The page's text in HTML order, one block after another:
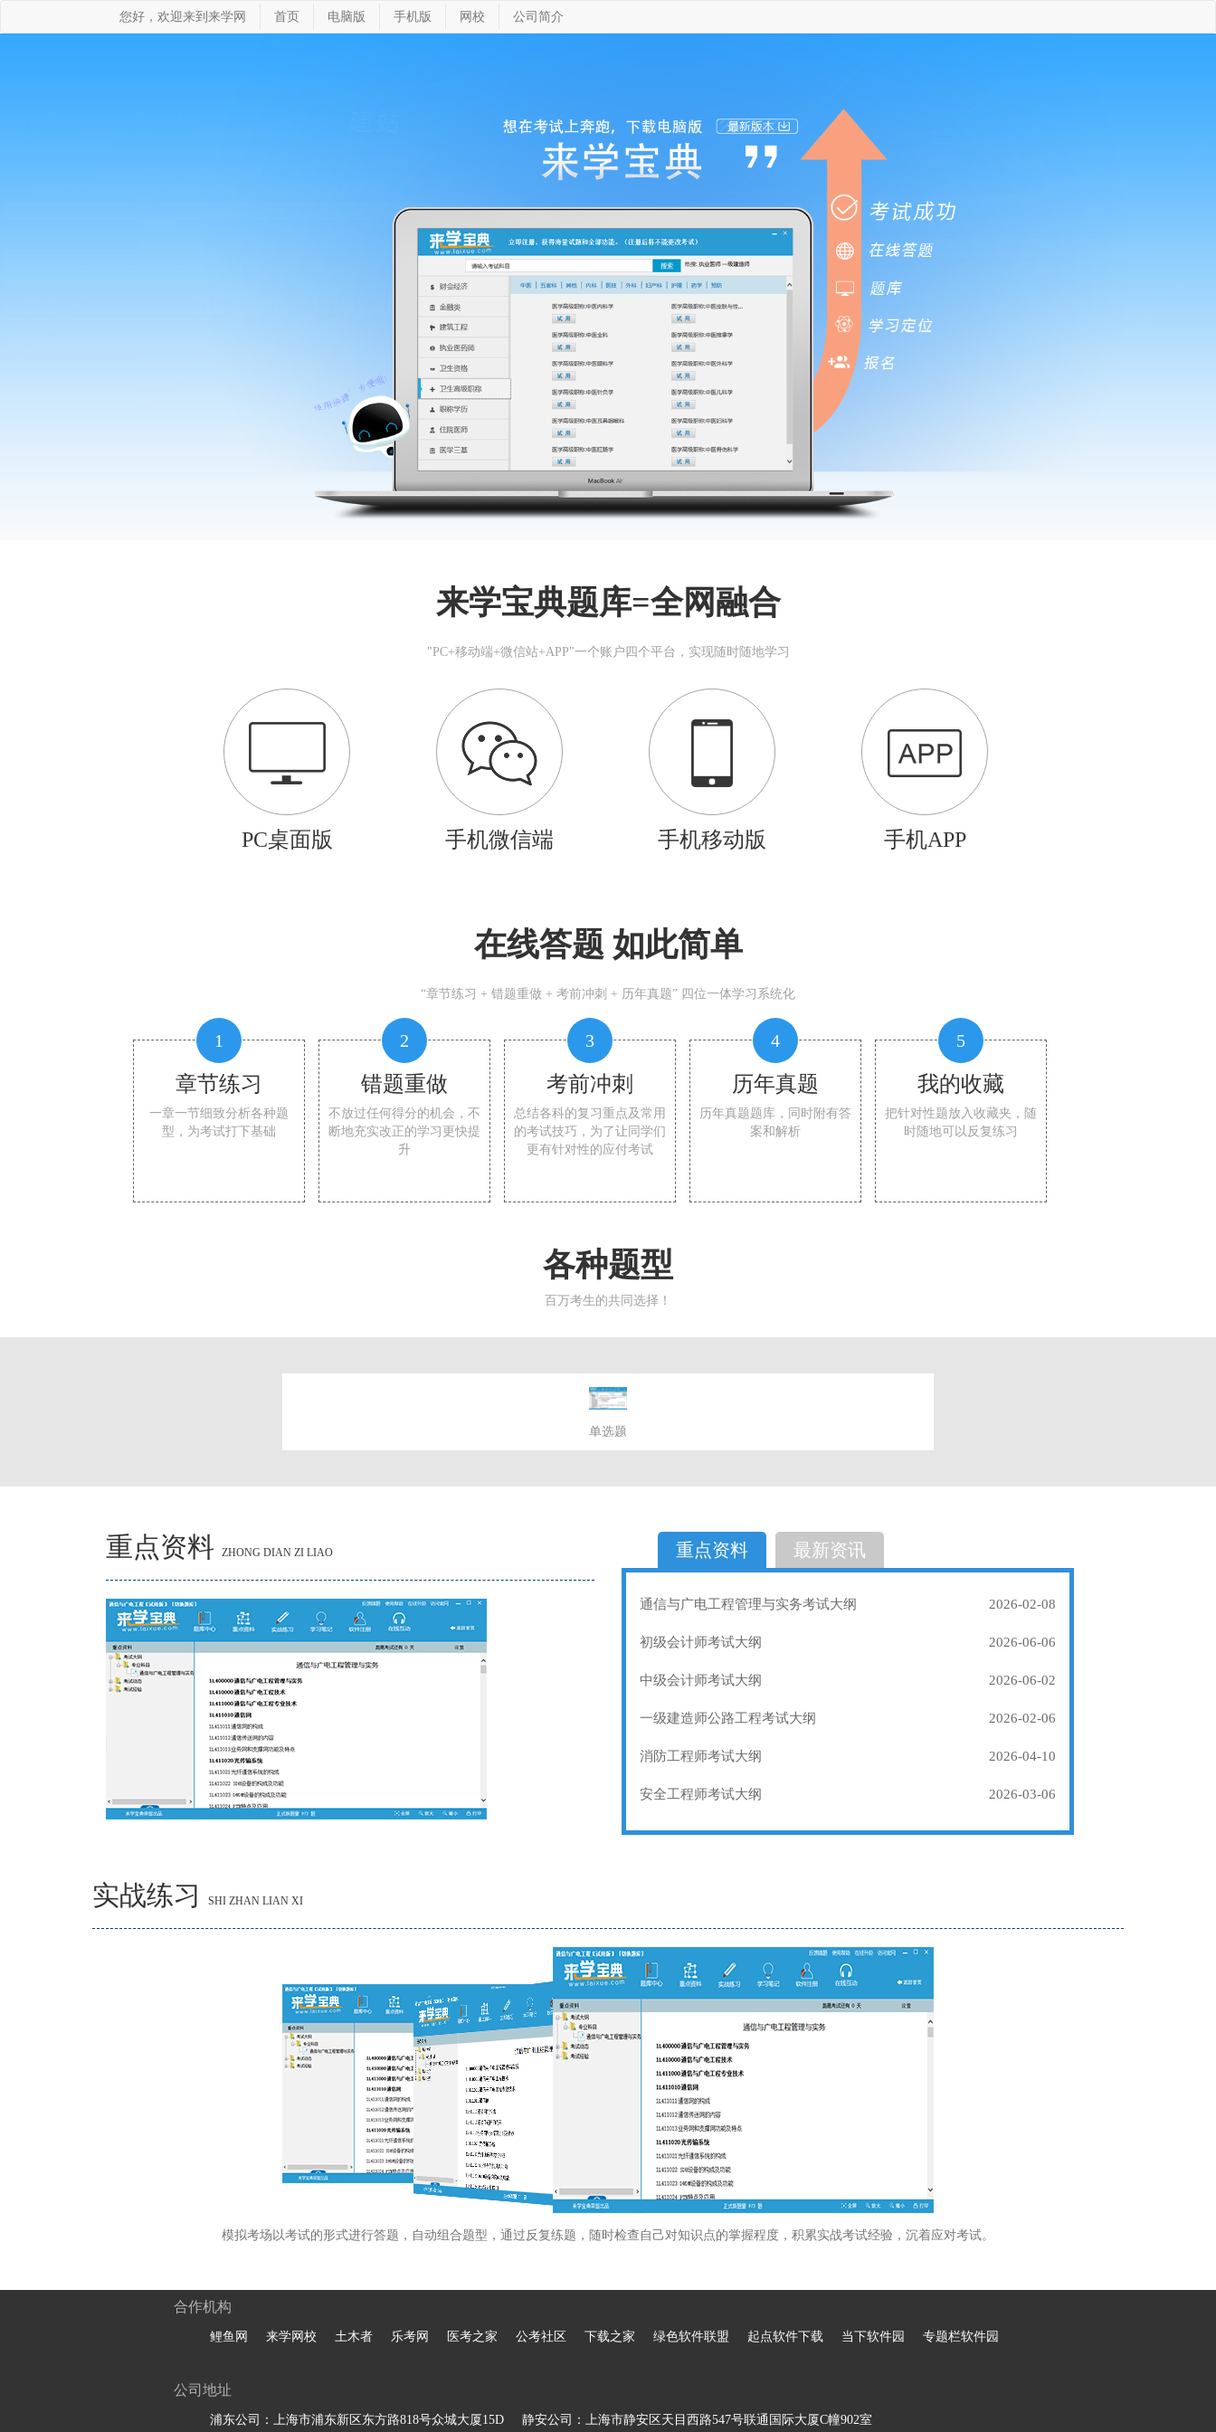
您好，欢迎来到来学网 首页 电脑版 手机版 网校 公司简介
来学宝典题库=全网融合
"PC+移动端+微信站+APP"一个账户四个平台，实现随时随地学习
PC桌面版 手机微信端 手机移动版 手机APP
在线答题 如此简单
“章节练习 + 错题重做 + 考前冲刺 + 历年真题” 四位一体学习系统化
1
章节练习
一章一节细致分析各种题
型，为考试打下基础
2
错题重做
不放过任何得分的机会，不
断地充实改正的学习更快提
升
3
考前冲刺
总结各科的复习重点及常用
的考试技巧，为了让同学们
更有针对性的应付考试
4
历年真题
历年真题题库，同时附有答
案和解析
5
我的收藏
把针对性题放入收藏夹，随
时随地可以反复练习
各种题型
百万考生的共同选择！
单选题
选择题
重点资料 ZHONG DIAN ZI LIAO 重点资料 最新资讯
通信与广电工程管理与实务考试大纲 2026-02-08
初级会计师考试大纲 2026-06-06
中级会计师考试大纲 2026-06-02
一级建造师公路工程考试大纲 2026-02-06
消防工程师考试大纲 2026-04-10
安全工程师考试大纲 2026-03-06
实战练习 SHI ZHAN LIAN XI
模拟考场以考试的形式进行答题，自动组合题型，通过反复练题，随时检查自己对知识点的掌握程度，积累实战考试经验，沉着应对考试。
合作机构
鲤鱼网 来学网校 土木者 乐考网 医考之家 公考社区 下载之家 绿色软件联盟 起点软件下载 当下软件园 专题栏软件园
公司地址
浦东公司：上海市浦东新区东方路818号众城大厦15D 静安公司：上海市静安区天目西路547号联通国际大厦C幢902室